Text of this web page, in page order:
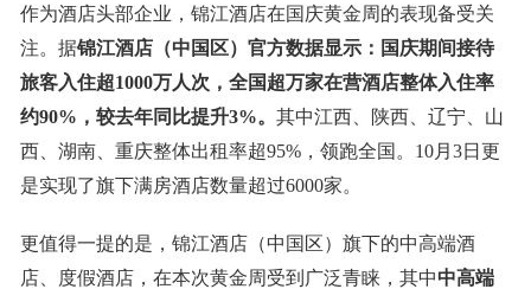
作为酒店头部企业，锦江酒店在国庆黄金周的表现备受关
注。据锦江酒店（中国区）官方数据显示：国庆期间接待
旅客入住超1000万人次，全国超万家在营酒店整体入住率
约90%，较去年同比提升3%。 其中江西、陕西、辽宁、山
西、湖南、重庆整体出租率超95%，领跑全国。10月3日更
是实现了旗下满房酒店数量超过6000家。
更值得一提的是，锦江酒店（中国区）旗下的中高端酒
店、度假酒店，在本次黄金周受到广泛青睐，其中中高端